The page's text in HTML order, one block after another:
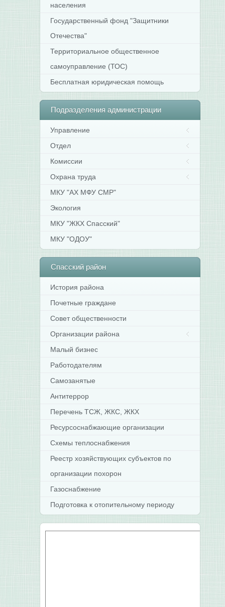
населения
Государственный фонд "Защитники
Отечества"
Территориальное общественное
самоуправление (ТОС)
Бесплатная юридическая помощь
Подразделения администрации
Управление
Отдел
Комиссии
Охрана труда
МКУ "АХ МФУ СМР"
Экология
МКУ "ЖКХ Спасский"
МКУ "ОДОУ"
Спасскийрайон
История района
Почетные граждане
Совет общественности
Организации района
Малый бизнес
Работодателям
Самозанятые
Антитеррор
Перечень ТСЖ, ЖКС, ЖКХ
Ресурсоснабжающие организации
Схемы теплоснабжения
Реестр хозяйствующих субъектов по
организации похорон
Газоснабжение
Подготовка к отопительному периоду